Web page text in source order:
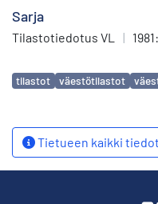
Sarja
Tilastotiedotus VL |
Avainsanat
tilastot väestötilastot
Tietueen kaikki tiedot